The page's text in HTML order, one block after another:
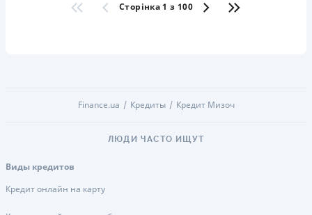
Сторінка 1 з 100
Finance.ua Кредиты Кредит Мизоч
ЛЮДИ ЧАСТО ИЩУТ
Виды кредитов
Кредит онлайн на карту